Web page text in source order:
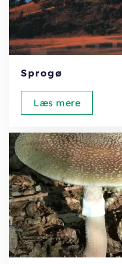
Sprogø
Læs mere